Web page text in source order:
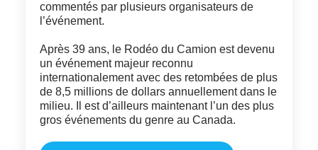
commentés par plusieurs organisateurs de
l’événement.
Après 39 ans, le Rodéo du Camion est devenu
un événement majeur reconnu
internationalement avec des retombées de plus
de 8,5 millions de dollars annuellement dans le
milieu. Il est d’ailleurs maintenant l’un des plus
gros événements du genre au Canada.